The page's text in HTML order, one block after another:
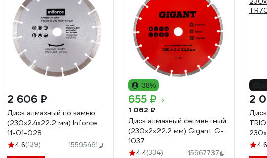
2 606 ₽
Диск алмазный по камню
(230х2.4x22.2 мм) Inforce
11-01-028
4.6(139) 15595461
-38%
655 ₽
1 062 ₽
Диск алмазный сегментный
(230x2x22.2 мм) Gigant G-
1037
4.4(334) 15967737
2
4.6